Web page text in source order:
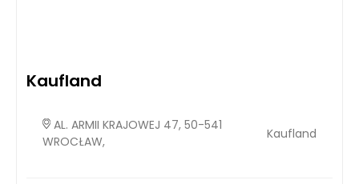
Kaufland
AL. ARMII KRAJOWEJ 47, 50-541
WROCŁAW,
Kaufland